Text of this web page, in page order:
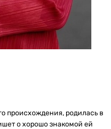
происхождения, родилась в
о хорошо знакомой ей